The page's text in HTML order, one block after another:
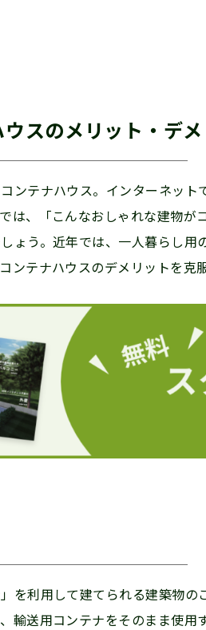
スのメリット・デ
ンテナハウス。インターネッ
は、「こんなおしゃれな建物
ょう。近年では、一人暮らし
ンテナハウスのデメリットを克
を利用して建てられる建築物
輸送用コンテナをそのまま使